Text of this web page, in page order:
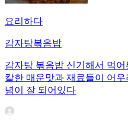
요리하다
감자탕볶음밥
감자탕 볶음밥 신기해서 먹
칼한 매운맛과 재료들이 어
념이 잘 되어있다